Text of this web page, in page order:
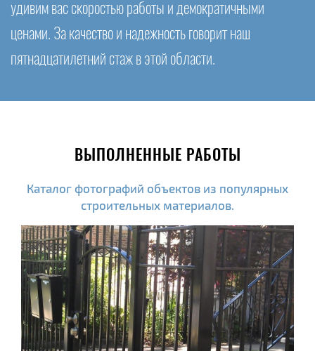
удивим вас скоростью работы и демократичными
ценами. За качество и надежность говорит наш
пятнадцатилетний стаж в этой области.
ВЫПОЛНЕННЫЕ РАБОТЫ
Каталог фотографий объектов из популярных
строительных материалов.